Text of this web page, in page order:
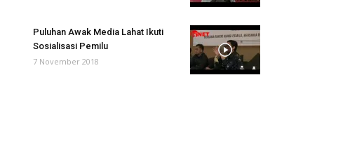
Puluhan Awak Media Lahat Ikuti
Sosialisasi Pemilu
7 November 2018